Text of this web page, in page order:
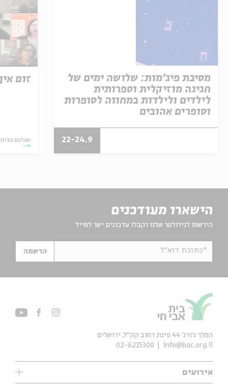
מסיבת פיג'מות: שלושה ימים של
חגיגה מוזיקלית וספרותית
לילדים ולילדות במחווה לסופרות
וסופרים אהובים
22-24.9
זום אין |
אצלכם בבית
הישארו מעודכנים
הירשמו לניוזלטר שלנו וקבלו עדכונים ישר למייל
*כתובת דוא"ל הרשמה
אירועים
המלך ג'ורג' 44 פינת רחוב קק״ל, ירושלים
info@bac.org.il
02-6215300